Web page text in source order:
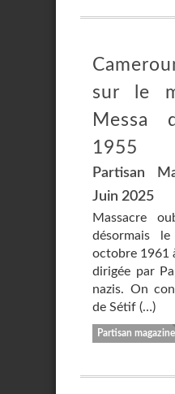
sur le
Messa
1955
Partisan
Juin 2025
Massacre
désormais
octobre 1961
dirigée par
nazis. On
de Sétif (…)
Partisan magazine